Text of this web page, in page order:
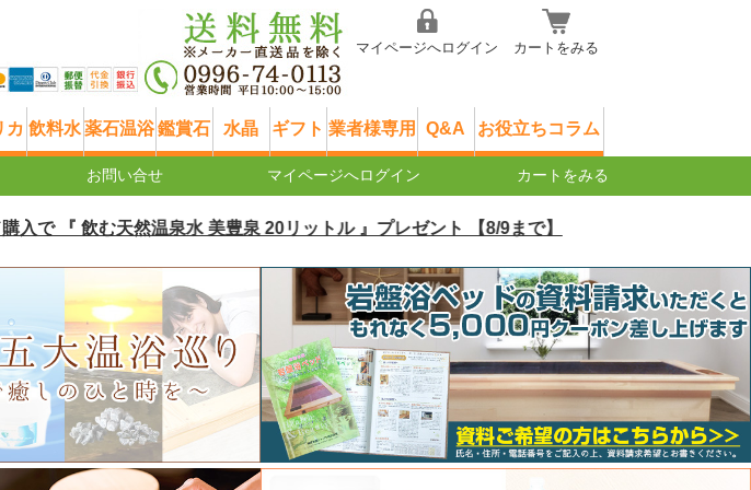
マイページへログイン カートをみる
カ 飲料水薬石温浴鑑賞石 水晶 ギフト 業者様専用 Q&A お役立ちコラム
お問い合せ マイページへログイン カートをみる
『 飲む天然温泉水 美豊泉 20リットル 』プレゼント 【8/9まで】